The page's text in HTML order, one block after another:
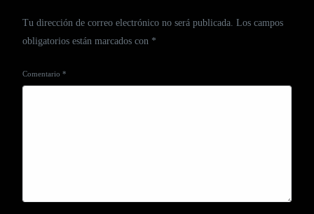
Tu dirección de correo electrónico no será publicada. Los campos
obligatorios están marcados con *
Comentario*